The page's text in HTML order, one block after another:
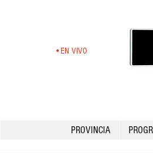
•EN VIVO
PROVINCIA